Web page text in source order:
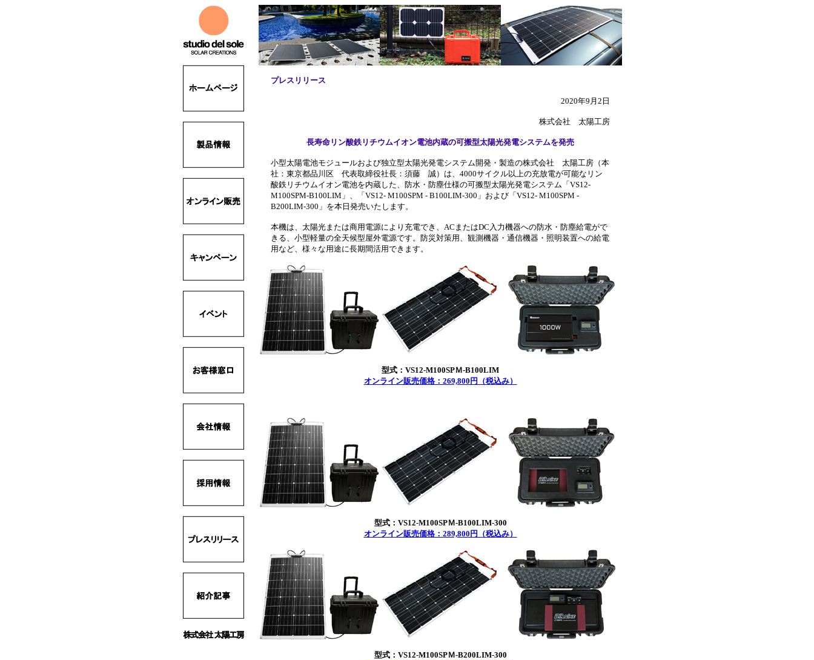
プレスリリース
2020年9月2日
株式会社 太陽工房
長寿命リン酸鉄リチウムイオン電池内蔵の可搬型太陽光発電システムを発売
小型太陽電池モジュールおよび独立型太陽光発電システム開発・製造の株式会社 太陽工房（本
社：東京都品川区 代表取締役社長：須藤 誠）は、4000サイクル以上の充放電が可能なリン
酸鉄リチウムイオン電池を内蔵した、防水・防塵仕様の可搬型太陽光発電システム「VS12-
M100SPM-B100LIM」、「VS12- M100SPM - B100LIM-300」および「VS12- M100SPM -
B200LIM-300」を本日発売いたします。
本機は、太陽光または商用電源により充電でき、ACまたはDC入力機器への防水・防塵給電がで
きる、小型軽量の全天候型屋外電源です。防災対策用、観測機器・通信機器・照明装置への給電
用など、様々な用途に長期間活用できます。
型式：VS12-M100SPＭ-B100LIM
オンライン販売価格：269,800円（税込み）
型式：VS12-M100SPＭ-B100LIM-300
オンライン販売価格：289,800円（税込み）
型式：VS12-M100SPＭ-B200LIM-300